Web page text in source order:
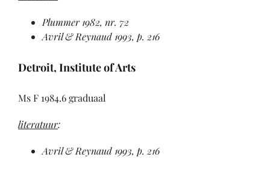
Plummer 1982, nr. 72
Avril & Reynaud 1993, p. 216
Detroit, Institute of Arts
Ms F 1984.6 graduaal
literatuur:
Avril & Reynaud 1993, p. 216